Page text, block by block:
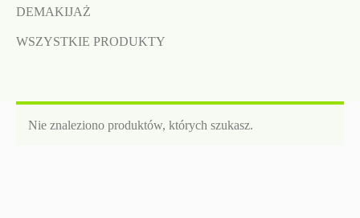
DEMAKIJAŻ
WSZYSTKIE PRODUKTY
Nie znaleziono produktów, których szukasz.